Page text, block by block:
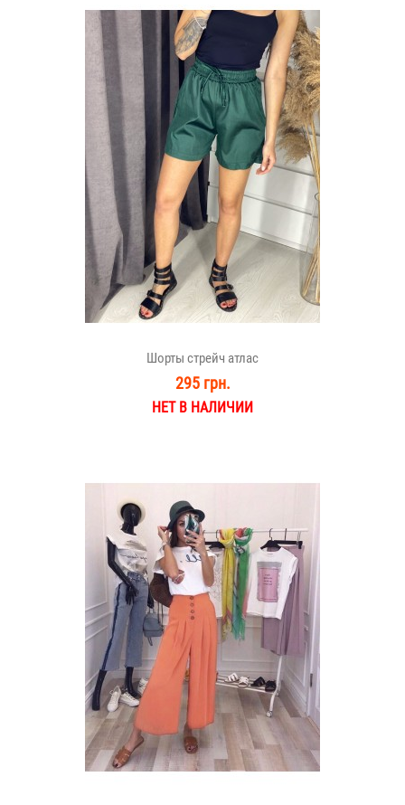
Шорты стрейч атлас
295 грн.
НЕТ В НАЛИЧИИ